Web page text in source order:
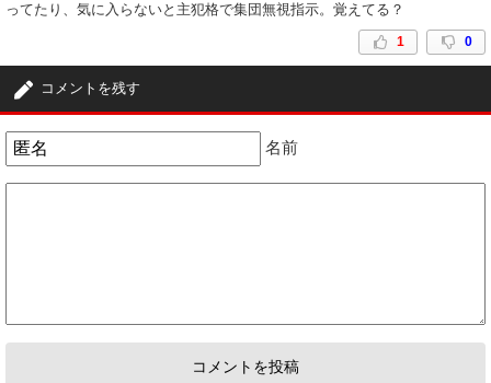
ってたり、気に入らないと主犯格で集団無視指示。覚えてる？
1 0
コメントを残す
名前